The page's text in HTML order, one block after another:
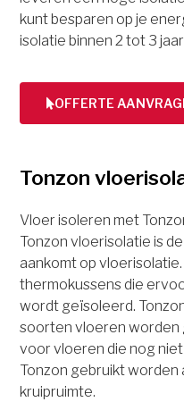
kunt besparen op je
isolatie binnen 2 tot 3
OFFERTE
Tonzon
Vloer isoleren met
Tonzon vloerisolatie is
aankomt op
thermokussens die
wordt geïsoleerd.
soorten vloeren worden
voor vloeren die nog
Tonzon gebruikt worden
kruipruimte.